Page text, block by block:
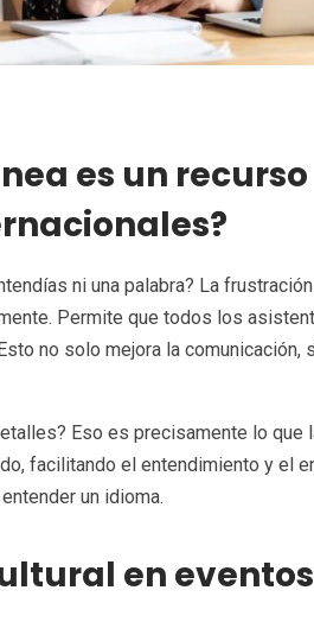
es un recurso
ni una palabra? La
Permite que todos los
no solo mejora la comunicación,
Eso es precisamente lo que
facilitando el entendimiento y el
un idioma.
en eventos